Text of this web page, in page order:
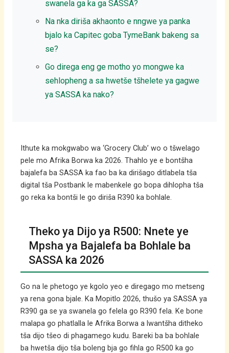
swanela ga ka ga SASSA?
Na nka diriša akhaonto e nngwe ya panka
bjalo ka Capitec goba TymeBank bakeng sa
se?
Go direga eng ge motho yo mongwe ka
sehlopheng a sa hwetše tšhelete ya gagwe
ya SASSA ka nako?
Ithute ka mokgwabo wa ‘Grocery Club’ wo o tšwelago
pele mo Afrika Borwa ka 2026. Thahlo ye e bontšha
bajalefa ba SASSA ka fao ba ka dirišago ditlabela tša
digital tša Postbank le mabenkele go bopa dihlopha tša
go reka ka bontši le go diriša R390 ka bohlale.
Theko ya Dijo ya R500: Nnete ye
Mpsha ya Bajalefa ba Bohlale ba
SASSA ka 2026
Go na le phetogo ye kgolo yeo e diregago mo metseng
ya rena gona bjale. Ka Mopitlo 2026, thušo ya SASSA ya
R390 ga se ya swanela go felela go R390 fela. Ke bone
malapa go phatlalla le Afrika Borwa a lwantšha ditheko
tša dijo tšeo di phagamego kudu. Bareki ba ba bohlale
ba hwetša dijo tša boleng bja go fihla go R500 ka go